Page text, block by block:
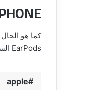
EarPods السلكية أيضًا. سيكون الكبل المرفق من USB-C إلى Lightning.
apple